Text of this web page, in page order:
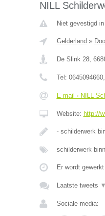
NILL
Niet gevestigd
Gelderland »
De Slink 28,
Tel: 0645094660
E-mail › NILL
Website: http://
- schilderwerk
schilderwerk
Er wordt
Laatste tweets ▼
Sociale media: